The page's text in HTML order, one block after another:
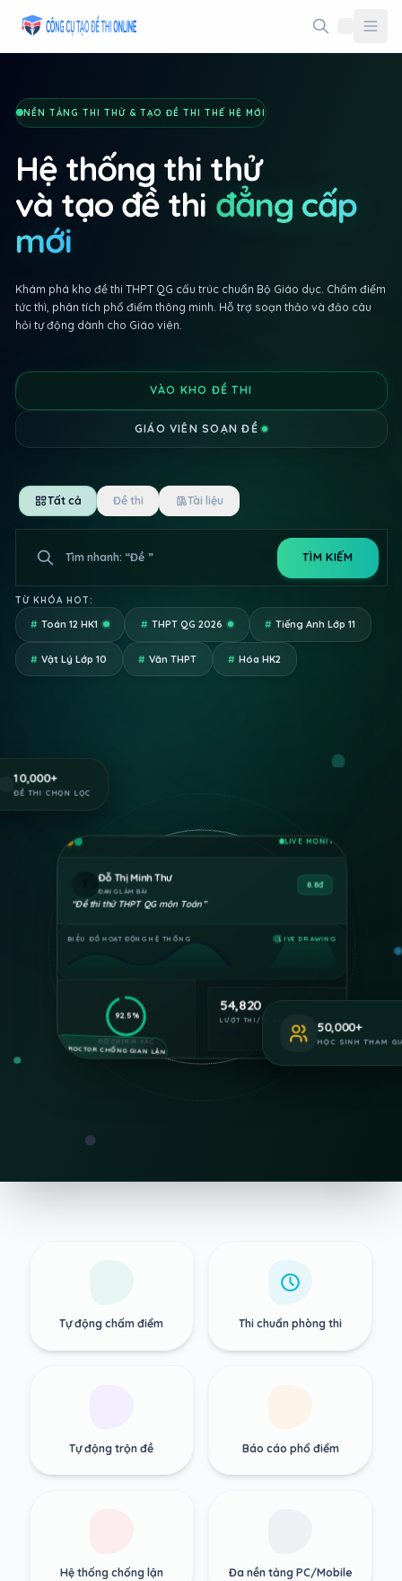
NỀN TẢNG THI THỬ & TẠO ĐỀ THI THẾ HỆ MỚI
Hệ thống thi thử
và tạo đề thi đẳng cấp
mới
Khám phá kho đề thi THPT QG cấu trúc chuẩn Bộ Giáo dục. Chấm điểm
tức thì, phân tích phổ điểm thông minh. Hỗ trợ soạn thảo và đảo câu
hỏi tự động dành cho Giáo viên.
VÀO KHO ĐỀ THI
GIÁO VIÊN SOẠN ĐỀ
Tất cả Đề thi Tài liệu
Tìm nhanh: “Đề minh họa Toán Bộ
Giáo Dục
TÌM KIẾM
TỪ KHÓA HOT:
# Toán 12 HK1 # THPT QG 2026 # Tiếng Anh Lớp 11
# Vật Lý Lớp 10 # Văn THPT # Hóa HK2
10,000+
ĐỀ THI CHỌN LỌC
50,000+
HỌC SINH THAM
VỪA HOÀN THÀNH
9.2đ
Đề khảo sát chất lượng Anh 11
92.5%
ĐỘ CHÍNH XÁC
54,820
LƯỢT THI/TUẦN
+18.4%
AI-PROCTOR CHỐNG GIAN LẬN
Tự động chấm điểm Thi chuẩn phòng thi
Tự động trộn đề Báo cáo phổ điểm
Hệ thống chống lận Đa nền tảng PC/Mobile